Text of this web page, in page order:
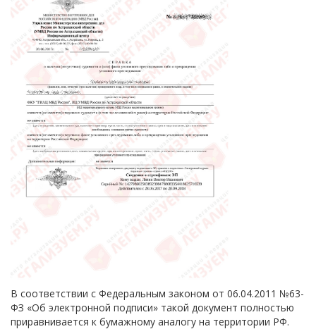
В соответствии с Федеральным законом от 06.04.2011 №63-
ФЗ «Об электронной подписи» такой документ полностью
приравнивается к бумажному аналогу на территории РФ.